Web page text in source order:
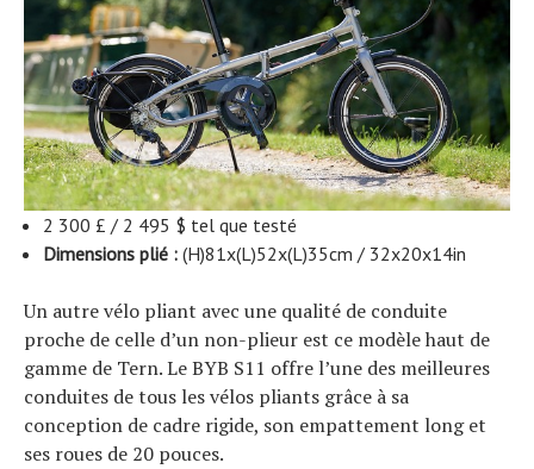
2 300 £ / 2 495 $ tel que testé
Dimensions plié : (H)81x(L)52x(L)35cm / 32x20x14in
Un autre vélo pliant avec une qualité de conduite
proche de celle d’un non-plieur est ce modèle haut de
gamme de Tern. Le BYB S11 offre l’une des meilleures
conduites de tous les vélos pliants grâce à sa
conception de cadre rigide, son empattement long et
ses roues de 20 pouces.